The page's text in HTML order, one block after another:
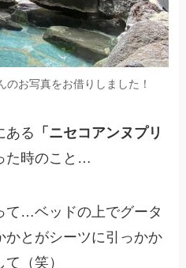
のお写真をお借りしました！
ある 「ニセコアンヌプリ
た時のこと…
て…ベッドの上でグータ
かとがシーツに引っかか
（笑）